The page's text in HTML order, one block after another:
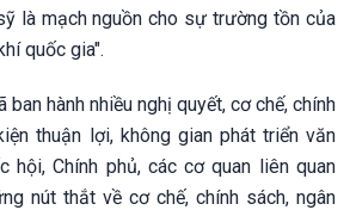
là mạch nguồn cho sự trường tồn của
quốc gia".
hành nhiều nghị quyết, cơ chế, chính
thuận lợi, không gian phát triển văn
hội, Chính phủ, các cơ quan liên quan
nút thắt về cơ chế, chính sách, ngân